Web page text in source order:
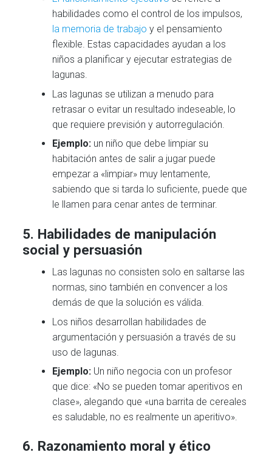
habilidades como el control de los impulsos,
la memoria de trabajo y el pensamiento
flexible. Estas capacidades ayudan a los
niños a planificar y ejecutar estrategias de
lagunas.
Las lagunas se utilizan a menudo para
retrasar o evitar un resultado indeseable, lo
que requiere previsión y autorregulación.
Ejemplo: un niño que debe limpiar su
habitación antes de salir a jugar puede
empezar a «limpiar» muy lentamente,
sabiendo que si tarda lo suficiente, puede que
le llamen para cenar antes de terminar.
5. Habilidades de manipulación
social y persuasión
Las lagunas no consisten solo en saltarse las
normas, sino también en convencer a los
demás de que la solución es válida.
Los niños desarrollan habilidades de
argumentación y persuasión a través de su
uso de lagunas.
Ejemplo: Un niño negocia con un profesor
que dice: «No se pueden tomar aperitivos en
clase», alegando que «una barrita de cereales
es saludable, no es realmente un aperitivo».
6. Razonamiento moral y ético